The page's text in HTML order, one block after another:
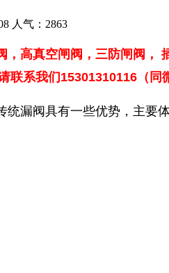
人气：2863
，高真空闸阀，三防闸阀，
联系我们15301310116（同
统漏阀具有一些优势，主要